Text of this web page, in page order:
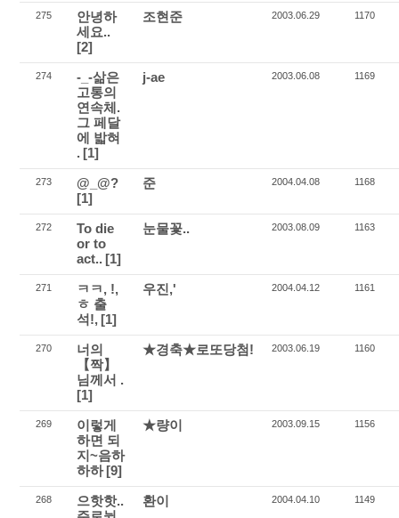
275
안녕하
세요..
[2]
조현준 2003.06.29 1170
274
-_-삶은
고통의
연속체.
그 페달
에 밟혀
. [1]
j-ae 2003.06.08 1169
273
@_@?
[1]
준 2004.04.08 1168
272
To die
or to
act.. [1]
눈물꽃.. 2003.08.09 1163
271
ㅋㅋ, !,
ㅎ 출
석!, [1]
우진,' 2004.04.12 1161
270
너의
【짝】
님께서 .
[1]
★경축★로또당첨! 2003.06.19 1160
269
이렇게
하면 되
지~음하
하하[9]
★량이 2003.09.15 1156
268
으핫핫..
환이 2004.04.10 1149